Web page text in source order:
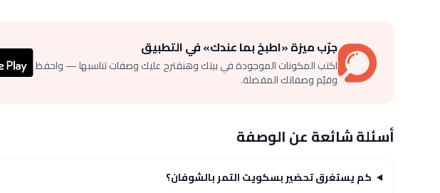
جرّب ميزة «اطبخ بما عندك» في التطبيق
اكتب المكونات الموجودة في بيتك وهنقترح عليك وصفات تناسبها — واحفظ
وقيّم وصفاتك المفضلة.
أسئلة شائعة عن الوصفة
كم يستغرق تحضير بسكويت التمر بالشوفان؟